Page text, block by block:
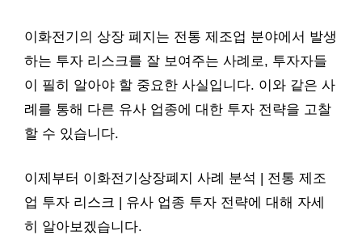
이화전기의 상장 폐지는 전통 제조업 분야에서 발생
하는 투자 리스크를 잘 보여주는 사례로, 투자자들
이 필히 알아야 할 중요한 사실입니다. 이와 같은 사
례를 통해 다른 유사 업종에 대한 투자 전략을 고찰
할 수 있습니다.
이제부터 이화전기상장폐지 사례 분석 | 전통 제조
업 투자 리스크 | 유사 업종 투자 전략에 대해 자세
히 알아보겠습니다.